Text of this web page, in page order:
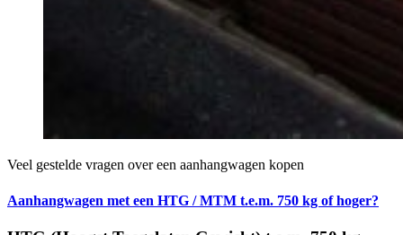
Veel gestelde vragen over een aanhangwagen kopen
Aanhangwagen met een HTG / MTM t.e.m. 750 kg of hoger?